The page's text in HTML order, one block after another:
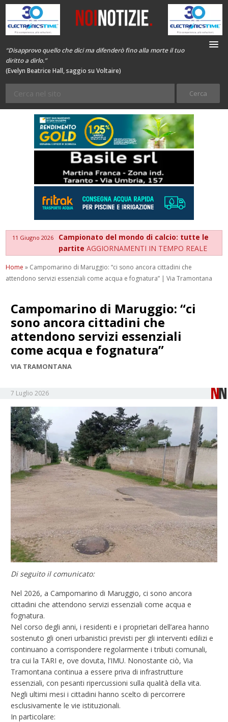
“Disapprovo quello che dici ma difenderò fino alla morte il tuo
diritto a dirlo.”
(Evelyn Beatrice Hall, saggio su Voltaire)
11 Giugno 2026
Campionato del mondo di calcio: tutte le
partiteAGGIORNAMENTI IN TEMPO REALE
Home » Campomarino di Maruggio: “ci sono ancora cittadini che
attendono servizi essenziali come acqua e fognatura” | Via Tramontana
Campomarino di Maruggio: “ci
sono ancora cittadini che
attendono servizi essenziali
come acqua e fognatura”
VIA TRAMONTANA
7 Luglio 2026
Di seguito il comunicato:
Nel 2026, a Campomarino di Maruggio, ci sono ancora
cittadini che attendono servizi essenziali come acqua e
fognatura.
Nel corso degli anni, i residenti e i proprietari dell’area hanno
sostenuto gli oneri urbanistici previsti per gli interventi edilizi e
continuano a corrispondere regolarmente i tributi comunali,
tra cui la TARI e, ove dovuta, l’IMU. Nonostante ciò, Via
Tramontana continua a essere priva di infrastrutture
essenziali, con pesanti ripercussioni sulla qualità della vita.
Negli ultimi mesi i cittadini hanno scelto di percorrere
esclusivamente le vie istituzionali.
In particolare: